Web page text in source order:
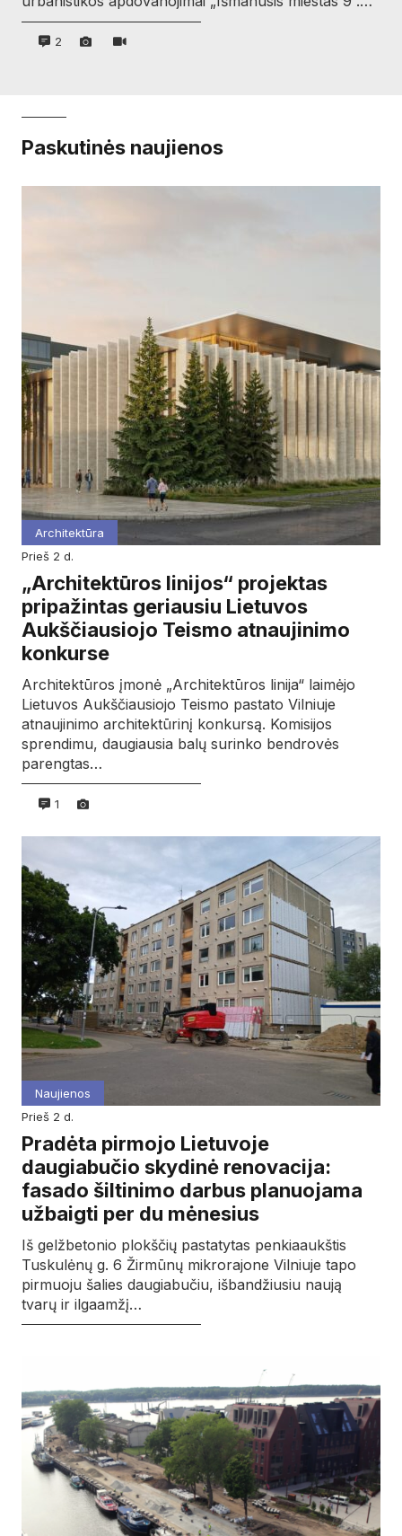
2
Paskutinės naujienos
Architektūra
prieš 2 d.
„Architektūros linijos“ projektas
pripažintas geriausiu Lietuvos
Aukščiausiojo Teismo atnaujinimo
konkurse
Architektūros įmonė „Architektūros linija“ laimėjo
Lietuvos Aukščiausiojo Teismo pastato Vilniuje
atnaujinimo architektūrinį konkursą. Komisijos
sprendimu, daugiausia balų surinko bendrovės
parengtas…
1
Naujienos
prieš 2 d.
Pradėta pirmojo Lietuvoje
daugiabučio skydinė renovacija:
fasado šiltinimo darbus planuojama
užbaigti per du mėnesius
Iš gelžbetonio plokščių pastatytas penkiaaukštis
Tuskulėnų g. 6 Žirmūnų mikrorajone Vilniuje tapo
pirmuoju šalies daugiabučiu, išbandžiusiu naują
tvarų ir ilgaamžį…